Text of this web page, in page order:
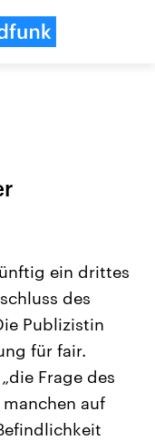
Beiträge,
und
die Vereinigten
mächtigsten Ländern
großem Einfluss auf
ein drittes
des
Publizistin
für fair.
Frage des
auf